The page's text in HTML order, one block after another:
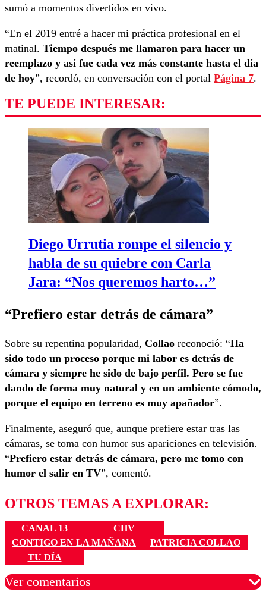
sumó a momentos divertidos en vivo.
“En el 2019 entré a hacer mi práctica profesional en el
matinal. Tiempo después me llamaron para hacer un
reemplazo y así fue cada vez más constante hasta el día
de hoy”, recordó, en conversación con el portal Página 7.
TE PUEDE INTERESAR:
Diego Urrutia rompe el silencio y
habla de su quiebre con Carla
Jara: “Nos queremos harto…”
“Prefiero estar detrás de cámara”
Sobre su repentina popularidad, Collao reconoció: “Ha
sido todo un proceso porque mi labor es detrás de
cámara y siempre he sido de bajo perfil. Pero se fue
dando de forma muy natural y en un ambiente cómodo,
porque el equipo en terreno es muy apañador”.
Finalmente, aseguró que, aunque prefiere estar tras las
cámaras, se toma con humor sus apariciones en televisión.
“Prefiero estar detrás de cámara, pero me tomo con
humor el salir en TV”, comentó.
OTROS TEMAS A EXPLORAR:
CANAL 13
CHV
CONTIGO EN LA MAÑANA
PATRICIA COLLAO
TU DÍA
Ver comentarios